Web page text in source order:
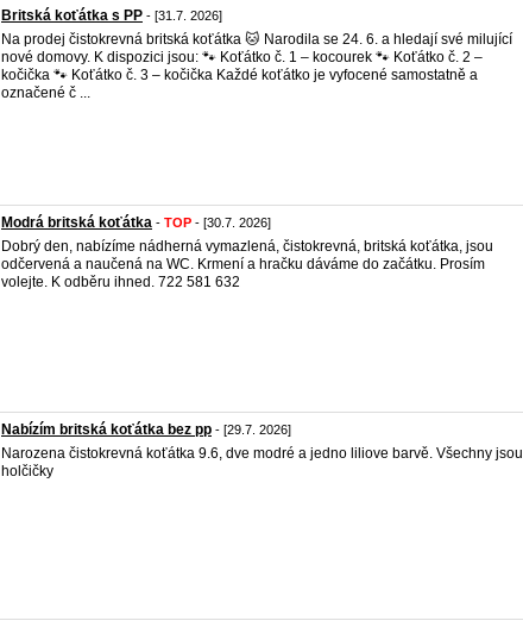
Britská koťátka s PP - [31.7. 2026]
Na prodej čistokrevná britská koťátka 🐱 Narodila se 24. 6. a hledají své milující
nové domovy. K dispozici jsou: 🐾 Koťátko č. 1 – kocourek 🐾 Koťátko č. 2 –
kočička 🐾 Koťátko č. 3 – kočička Každé koťátko je vyfocené samostatně a
označené č ...
Modrá britská koťátka - TOP - [30.7. 2026]
Dobrý den, nabízíme nádherná vymazlená, čistokrevná, britská koťátka, jsou
odčervená a naučená na WC. Krmení a hračku dáváme do začátku. Prosím
volejte. K odběru ihned. 722 581 632
Nabízím britská koťátka bez pp - [29.7. 2026]
Narozena čistokrevná koťátka 9.6, dve modré a jedno liliove barvě. Všechny jsou
holčičky